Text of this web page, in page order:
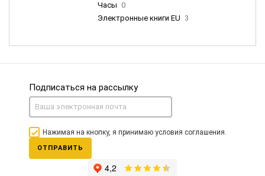
Часы 0
Электронные книги EU 3
Подписаться на рассылку
Нажимая на кнопку, я принимаю условия соглашения.
ОТПРАВИТЬ